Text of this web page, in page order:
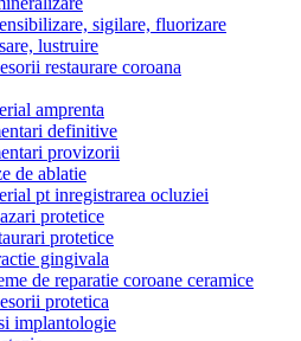
sigilare, fluorizare
lustruire
restaurare coroana
amprenta
definitive
provizorii
de ablatie
pt inregistrarea ocluziei
protetice
protetice
gingivala
de reparatie coroane ceramice
protetica
implantologie